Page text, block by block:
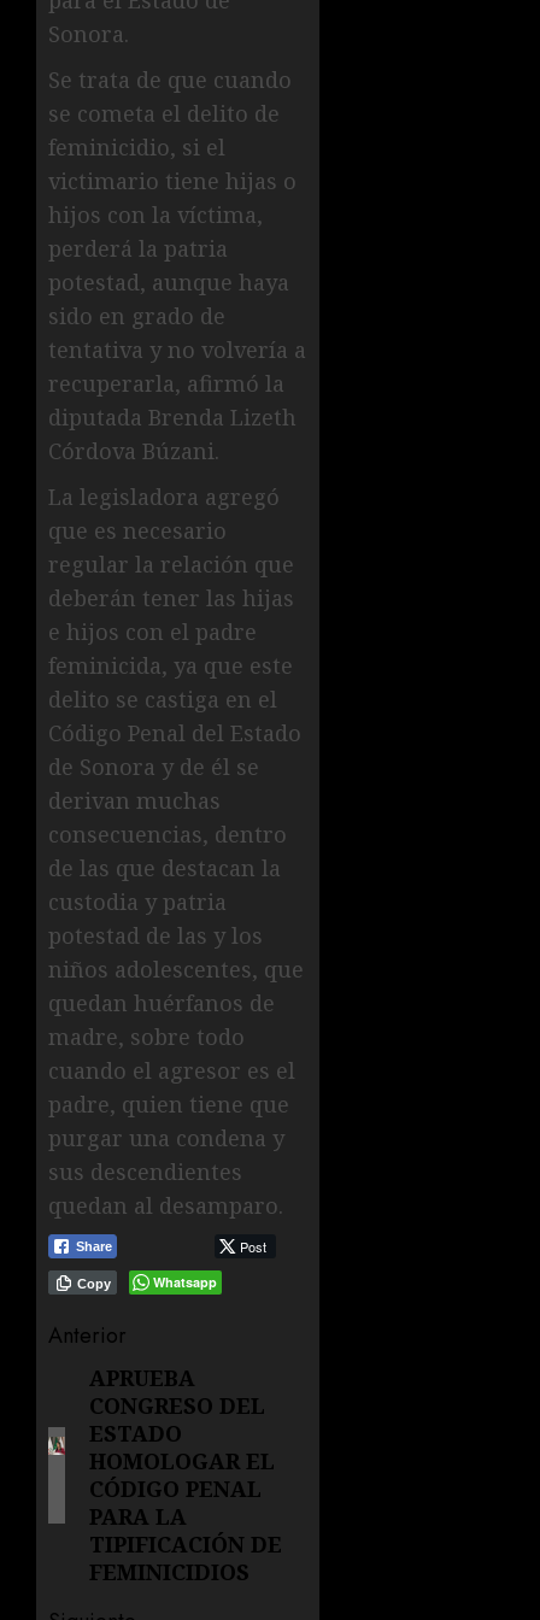
Sonora.
Se trata de que cuando
se cometa el delito de
feminicidio, si el
victimario tiene hijas o
hijos con la víctima,
perderá la patria
potestad, aunque haya
sido en grado de
tentativa y no volvería a
recuperarla, afirmó la
diputada Brenda Lizeth
Córdova Búzani.
La legisladora agregó
que es necesario
regular la relación que
deberán tener las hijas
e hijos con el padre
feminicida, ya que este
delito se castiga en el
Código Penal del Estado
de Sonora y de él se
derivan muchas
consecuencias, dentro
de las que destacan la
custodia y patria
potestad de las y los
niños adolescentes, que
quedan huérfanos de
madre, sobre todo
cuando el agresor es el
padre, quien tiene que
purgar una condena y
sus descendientes
quedan al desamparo.
Share Post
Whatsapp
Copy
Navegación
de
entradas
Anterior
Entrada
anterior:
APRUEBA
CONGRESO DEL
ESTADO
HOMOLOGAR EL
CÓDIGO PENAL
PARA LA
TIPIFICACIÓN DE
FEMINICIDIOS